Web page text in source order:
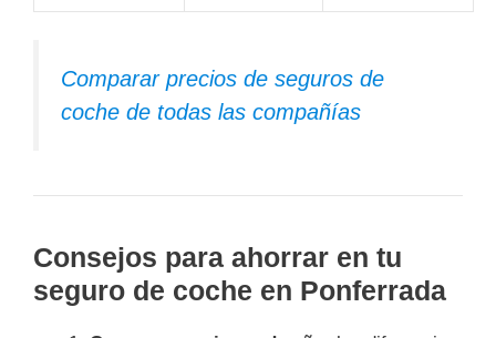
Comparar precios de seguros de
coche de todas las compañías
Consejos para ahorrar en tu
seguro de coche en Ponferrada